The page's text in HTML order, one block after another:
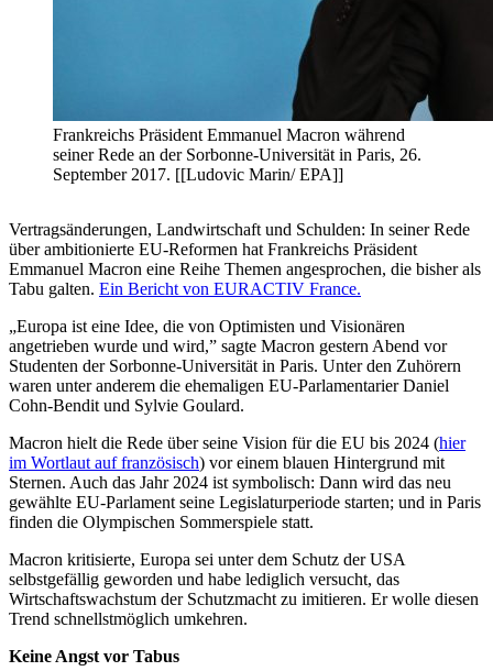
Frankreichs Präsident Emmanuel Macron während
seiner Rede an der Sorbonne-Universität in Paris, 26.
September 2017. [[Ludovic Marin/ EPA]]
Vertragsänderungen, Landwirtschaft und Schulden: In seiner Rede
über ambitionierte EU-Reformen hat Frankreichs Präsident
Emmanuel Macron eine Reihe Themen angesprochen, die bisher als
Tabu galten. Ein Bericht von EURACTIV France.
„Europa ist eine Idee, die von Optimisten und Visionären
angetrieben wurde und wird,” sagte Macron gestern Abend vor
Studenten der Sorbonne-Universität in Paris. Unter den Zuhörern
waren unter anderem die ehemaligen EU-Parlamentarier Daniel
Cohn-Bendit und Sylvie Goulard.
Macron hielt die Rede über seine Vision für die EU bis 2024 (hier
im Wortlaut auf französisch) vor einem blauen Hintergrund mit
Sternen. Auch das Jahr 2024 ist symbolisch: Dann wird das neu
gewählte EU-Parlament seine Legislaturperiode starten; und in Paris
finden die Olympischen Sommerspiele statt.
Macron kritisierte, Europa sei unter dem Schutz der USA
selbstgefällig geworden und habe lediglich versucht, das
Wirtschaftswachstum der Schutzmacht zu imitieren. Er wolle diesen
Trend schnellstmöglich umkehren.
Keine Angst vor Tabus